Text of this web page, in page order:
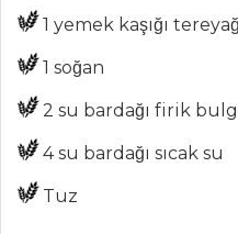
Tüm
Kategoriler
SEBZE
1 yemek kaşığı
1 soğan
2 su bardağı firik
4 su bardağı sıcak su
Tuz